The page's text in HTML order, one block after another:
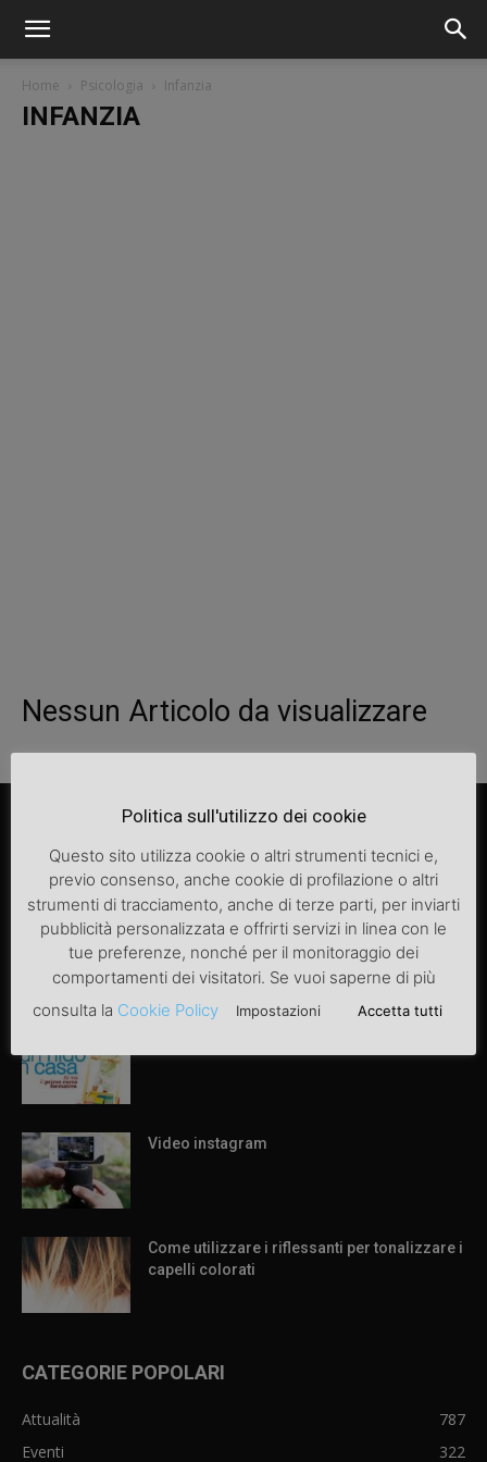
Home Psicologia Infanzia
INFANZIA
Nessun Articolo da visualizzare
ARTICOLI POPOLARI
Video instagram
Come utilizzare i riflessanti per tonalizzare i
capelli colorati
CATEGORIE POPOLARI
Attualità
787
Eventi
322
Politica sull'utilizzo dei cookie
Questo sito utilizza cookie o altri strumenti tecnici e,
previo consenso, anche cookie di profilazione o altri
strumenti di tracciamento, anche di terze parti, per inviarti
pubblicità personalizzata e offrirti servizi in linea con le
tue preferenze, nonché per il monitoraggio dei
comportamenti dei visitatori. Se vuoi saperne di più
consulta la Cookie Policy Impostazioni Accetta tutti